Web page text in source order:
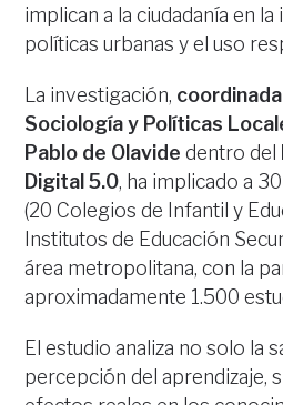
implican a la ciudadanía en
políticas urbanas y el uso
La investigación,
Sociología y Políticas
Pablo de Olavide dentro del
Digital 5.0, ha implicado a
(20 Colegios de Infantil y
Institutos de Educación
área metropolitana, con la
aproximadamente 1.500
El estudio analiza no solo la
percepción del aprendizaje,